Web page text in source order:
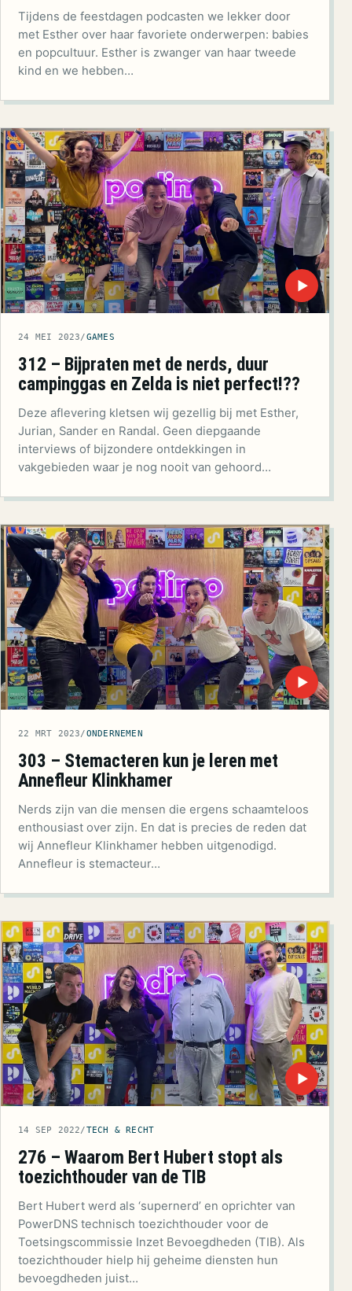
Tijdens de feestdagen podcasten we lekker door
met Esther over haar favoriete onderwerpen: babies
en popcultuur. Esther is zwanger van haar tweede
kind en we hebben…
▶
24 MEI 2023/GAMES
312 – Bijpraten met de nerds, duur
campinggas en Zelda is niet perfect!??
Deze aflevering kletsen wij gezellig bij met Esther,
Jurian, Sander en Randal. Geen diepgaande
interviews of bijzondere ontdekkingen in
vakgebieden waar je nog nooit van gehoord…
▶
22 MRT 2023/ONDERNEMEN
303 – Stemacteren kun je leren met
Annefleur Klinkhamer
Nerds zijn van die mensen die ergens schaamteloos
enthousiast over zijn. En dat is precies de reden dat
wij Annefleur Klinkhamer hebben uitgenodigd.
Annefleur is stemacteur…
▶
14 SEP 2022/TECH & RECHT
276 – Waarom Bert Hubert stopt als
toezichthouder van de TIB
Bert Hubert werd als ‘supernerd’ en oprichter van
PowerDNS technisch toezichthouder voor de
Toetsingscommissie Inzet Bevoegdheden (TIB). Als
toezichthouder hielp hij geheime diensten hun
bevoegdheden juist…